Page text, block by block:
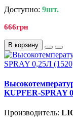
Доступно: 9шт.
666грн
В корзину
KUPFER-SPRAY
Производитель: